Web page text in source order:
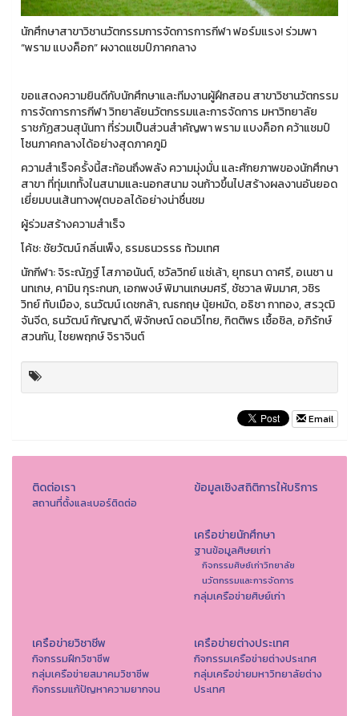
นักศึกษาสาขาวิชานวัตกรรมการจัดการการกีฬา ฟอร์มแรง! ร่วมพา
“พราม แบงค็อก” ผงาดแชมป์ภาคกลาง
ขอแสดงความยินดีกับนักศึกษาและทีมงานผู้ฝึกสอน สาขาวิชานวัตกรรม
การจัดการการกีฬา วิทยาลัยนวัตกรรมและการจัดการ มหาวิทยาลัย
ราชภัฏสวนสุนันทา ที่ร่วมเป็นส่วนสำคัญพา พราม แบงค็อก คว้าแชมป์
โซนภาคกลางได้อย่างสุดภาคภูมิ
ความสำเร็จครั้งนี้สะท้อนถึงพลัง ความมุ่งมั่น และศักยภาพของนักศึกษา
สาขา ที่ทุ่มเททั้งในสนามและนอกสนาม จนก้าวขึ้นไปสร้างผลงานอันยอด
เยี่ยมบนเส้นทางฟุตบอลได้อย่างน่าชื่นชม
ผู้ร่วมสร้างความสำเร็จ
โค้ช: ชัยวัฒน์ กลิ่นเพ็ง, ธรมธนวรรธ ท้วมเทศ
นักกีฬา: จิระณัฏฐ์ โสภาอนันต์, ชวัลวิทย์ แซ่เล้า, ยุทธนา ดาศรี, อเนชา น
นทเกษ, คามิน กุระกนก, เอกพงษ์ พิมานเกษมศรี, ชัชวาล พิมมาศ, วชิร
วิทย์ ทับเมือง, ธนวัฒน์ เดชกล้า, ณธกฤษ นุ้ยหมัด, อธิชา กาทอง, สรวุฒิ
จันจีด, ธนวัฒน์ กัญญาดี, พิจักษณ์ ดอนวิไทย, กิตติพร เชื้อชิล, อภิรักษ์
สวนกัน, ไชยพฤกษ์ จิราจินต์
Email
ติดต่อเรา
สถานที่ตั้งและเบอร์ติดต่อ
ข้อมูลเชิงสถิติการให้บริการ
เครือข่ายนักศึกษา
ฐานข้อมูลศิษยเก่า
กิจกรรมศิษย์เก่าวิทยาลัย
นวัตกรรมและการจัดการ
กลุ่มเครือข่ายศิษย์เก่า
เครือข่ายวิชาชีพ
กิจกรรมฝึกวิชาชีพ
กลุ่มเครือข่ายสมาคมวิชาชีพ
กิจกรรมแก้ปัญหาความยากจน
เครือข่ายต่างประเทศ
กิจกรรมเครือข่ายต่างประเทศ
กลุ่มเครือข่ายมหาวิทยาลัยต่าง
ประเทศ